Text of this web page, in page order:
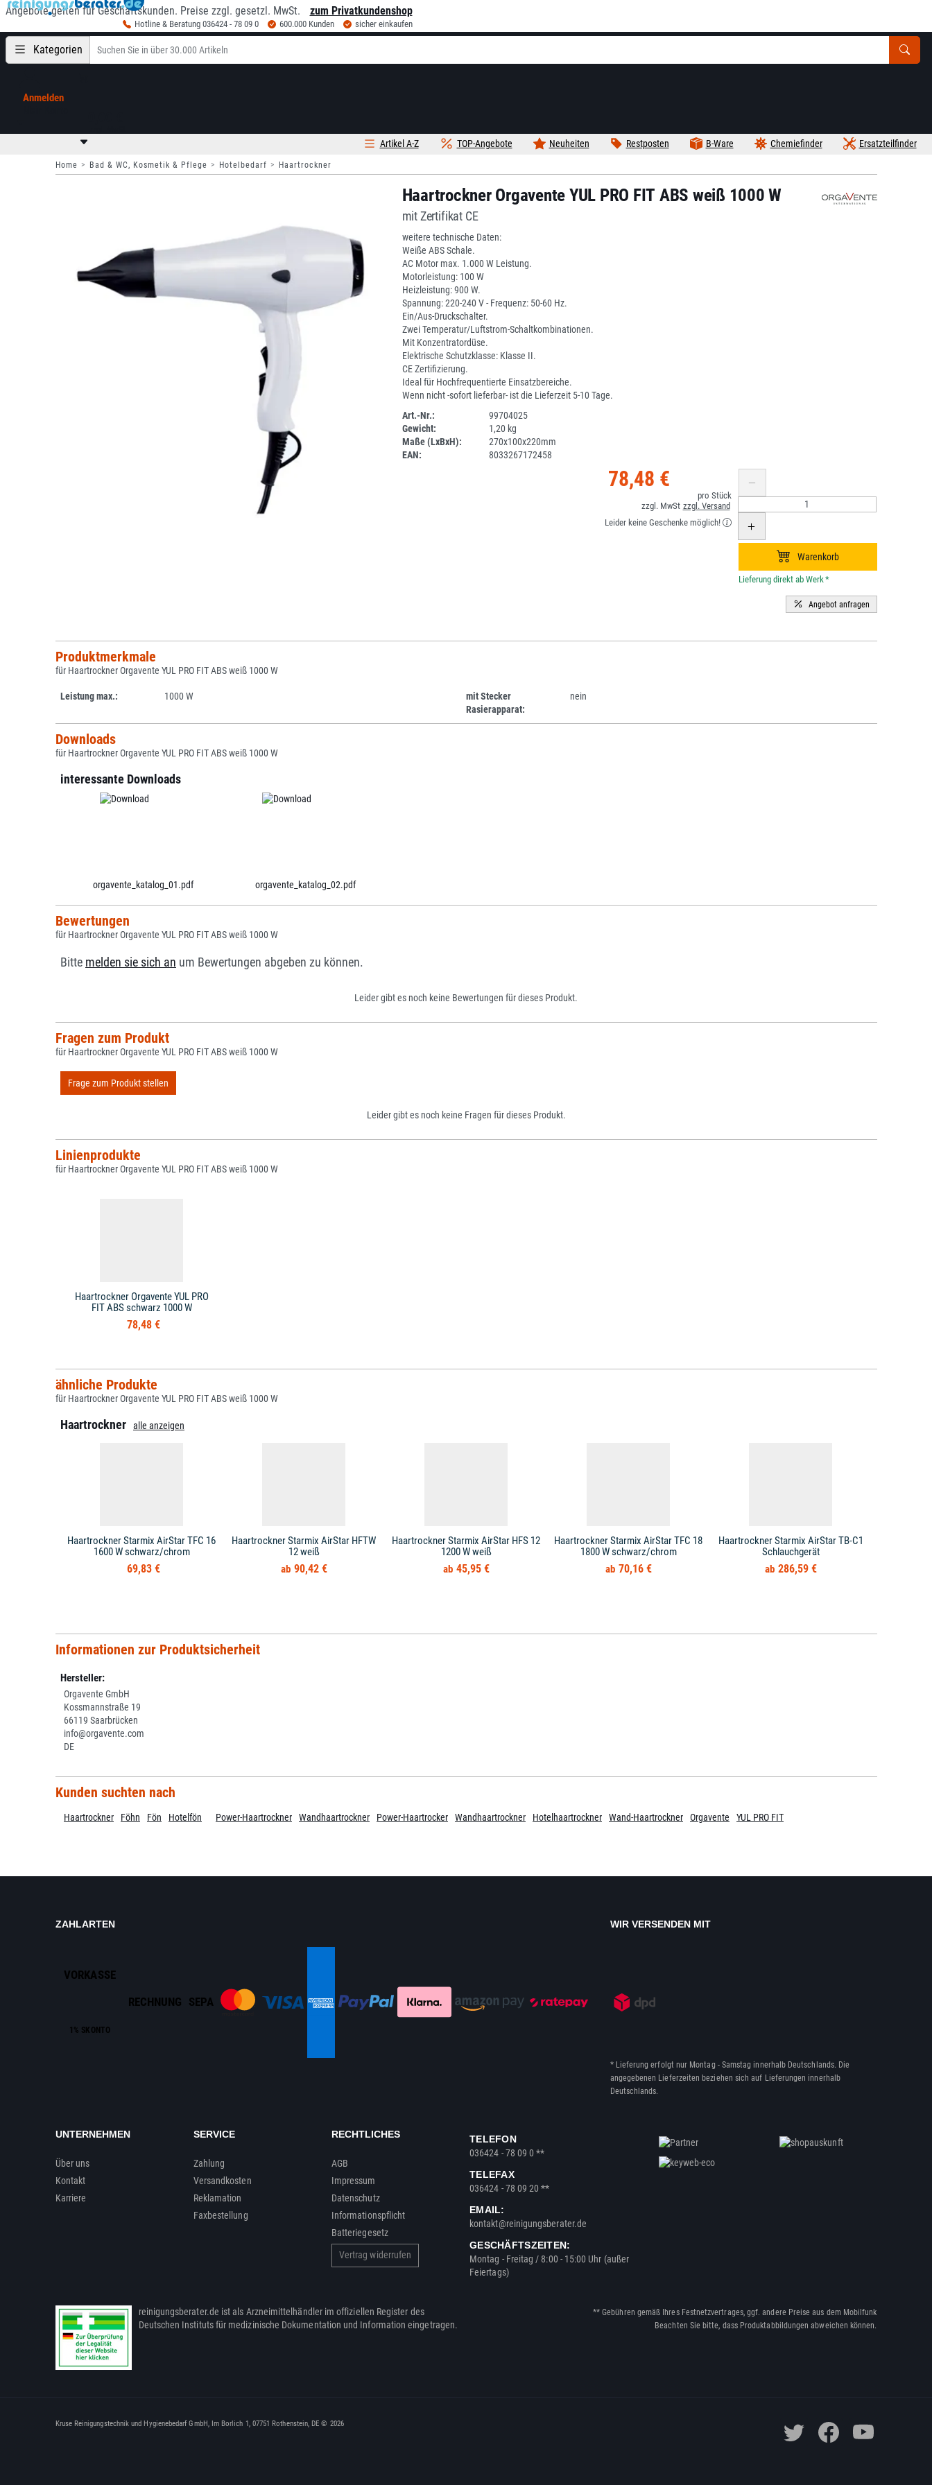
Angebote gelten für Geschäftskunden. Preise zzgl. gesetzl. MwSt. zum Privatkundenshop
Hotline & Beratung 036424 - 78 09 0 600.000 Kunden sicher einkaufen
Kategorien
Anmelden
Ersatzteilfinder
Chemiefinder
B-Ware
Restposten
Neuheiten
TOP-Angebote
Artikel A-Z
Home Bad & WC, Kosmetik & Pflege Hotelbedarf Haartrockner
Haartrockner Orgavente YUL PRO FIT ABS weiß 1000 W
mit Zertifikat CE
weitere technische Daten:
Weiße ABS Schale.
AC Motor max. 1.000 W Leistung.
Motorleistung: 100 W
Heizleistung: 900 W.
Spannung: 220-240 V - Frequenz: 50-60 Hz.
Ein/Aus-Druckschalter.
Zwei Temperatur/Luftstrom-Schaltkombinationen.
Mit Konzentratordüse.
Elektrische Schutzklasse: Klasse II.
CE Zertifizierung.
Ideal für Hochfrequentierte Einsatzbereiche.
Wenn nicht -sofort lieferbar- ist die Lieferzeit 5-10 Tage.
Art.-Nr.:
99704025
Gewicht:
1,20 kg
Maße (LxBxH):
270x100x220mm
EAN:
8033267172458
78,48 €
Leider keine Geschenke möglich!
*
Produktmerkmale
für Haartrockner Orgavente YUL PRO FIT ABS weiß 1000 W
Leistung max.: 1000 W
mit Stecker
Rasierapparat:
nein
Downloads
für Haartrockner Orgavente YUL PRO FIT ABS weiß 1000 W
interessante Downloads
orgavente_katalog_01.pdf orgavente_katalog_02.pdf
Bewertungen
für Haartrockner Orgavente YUL PRO FIT ABS weiß 1000 W
Bitte melden sie sich an um Bewertungen abgeben zu können.
Leider gibt es noch keine Bewertungen für dieses Produkt.
Fragen zum Produkt
für Haartrockner Orgavente YUL PRO FIT ABS weiß 1000 W
Frage zum Produkt stellen
Leider gibt es noch keine Fragen für dieses Produkt.
Linienprodukte
für Haartrockner Orgavente YUL PRO FIT ABS weiß 1000 W
Haartrockner Orgavente YUL PRO
FIT ABS schwarz 1000 W
78,48 €
ähnliche Produkte
für Haartrockner Orgavente YUL PRO FIT ABS weiß 1000 W
Haartrockner alle anzeigen
Haartrockner Starmix AirStar TFC 16
1600 W schwarz/chrom
69,83 €
Haartrockner Starmix AirStar HFTW
12 weiß
90,42 €
Haartrockner Starmix AirStar HFS 12
1200 W weiß
45,95 €
Haartrockner Starmix AirStar TFC 18
1800 W schwarz/chrom
70,16 €
Haartrockner Starmix AirStar TB-C1
Schlauchgerät
286,59 €
Informationen zur Produktsicherheit
Hersteller:
Orgavente GmbH
Kossmannstraße 19
66119 Saarbrücken
info@orgavente.com
DE
Kunden suchten nach
Haartrockner Föhn Fön Hotelfön Power-Haartrockner Wandhaartrockner Power-Haartrocker Wandhaartrockner Hotelhaartrockner Wand-Haartrockner Orgavente YUL PRO FIT
ZAHLARTEN
VORKASSE
1% SKONTO
RECHNUNG SEPA
WIR VERSENDEN MIT
* Lieferung erfolgt nur Montag - Samstag innerhalb Deutschlands. Die
angegebenen Lieferzeiten beziehen sich auf Lieferungen innerhalb
Deutschlands.
UNTERNEHMEN
Über uns
Kontakt
Karriere
SERVICE
Zahlung
Versandkosten
Reklamation
Faxbestellung
RECHTLICHES
AGB
Impressum
Datenschutz
Informationspflicht
Batteriegesetz
Vertrag widerrufen
TELEFON
036424 - 78 09 0 **
TELEFAX
036424 - 78 09 20 **
EMAIL:
kontakt@reinigungsberater.de
GESCHÄFTSZEITEN:
Montag - Freitag / 8:00 - 15:00 Uhr (außer
Feiertags)
reinigungsberater.de ist als Arzneimittelhändler im offiziellen Register des
Deutschen Instituts für medizinische Dokumentation und Information eingetragen.
** Gebühren gemäß Ihres Festnetzvertrages, ggf. andere Preise aus dem Mobilfunk
Beachten Sie bitte, dass Produktabbildungen abweichen können.
Kruse Reinigungstechnik und Hygienebedarf GmbH, Im Borlich 1, 07751 Rothenstein, DE © 2026